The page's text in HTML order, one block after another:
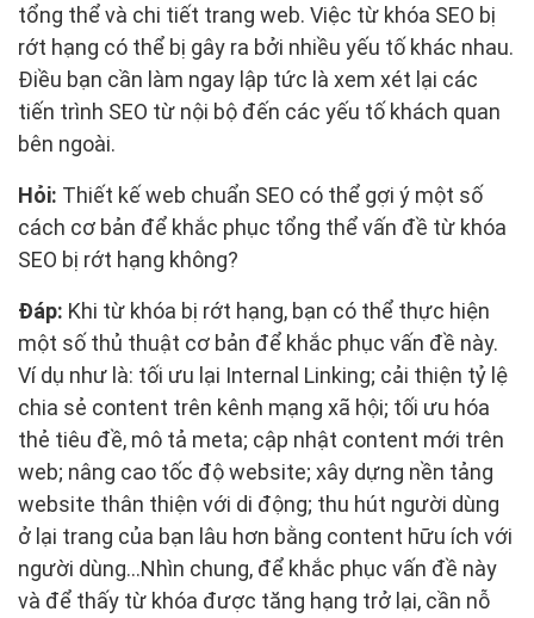
tổng thể và chi tiết trang web. Việc từ khóa SEO bị
rớt hạng có thể bị gây ra bởi nhiều yếu tố khác nhau.
Điều bạn cần làm ngay lập tức là xem xét lại các
tiến trình SEO từ nội bộ đến các yếu tố khách quan
bên ngoài.
Hỏi: Thiết kế web chuẩn SEO có thể gợi ý một số
cách cơ bản để khắc phục tổng thể vấn đề từ khóa
SEO bị rớt hạng không?
Đáp: Khi từ khóa bị rớt hạng, bạn có thể thực hiện
một số thủ thuật cơ bản để khắc phục vấn đề này.
Ví dụ như là: tối ưu lại Internal Linking; cải thiện tỷ lệ
chia sẻ content trên kênh mạng xã hội; tối ưu hóa
thẻ tiêu đề, mô tả meta; cập nhật content mới trên
web; nâng cao tốc độ website; xây dựng nền tảng
website thân thiện với di động; thu hút người dùng
ở lại trang của bạn lâu hơn bằng content hữu ích với
người dùng…Nhìn chung, để khắc phục vấn đề này
và để thấy từ khóa được tăng hạng trở lại, cần nỗ